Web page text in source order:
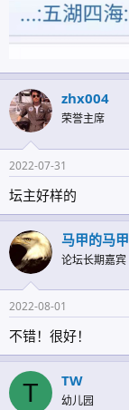
zhx004
荣誉主席
2022-07-31
坛主好样的
马甲的马甲
论坛长期嘉宾
2022-08-01
不错！很好！
T TW
幼儿园